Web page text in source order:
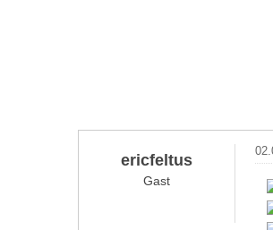
ericfeltus
Gast